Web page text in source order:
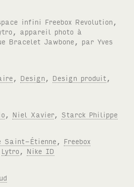
infini Freebox Revolution,
appareil photo à
Bracelet Jawbone, par Yves
Design Design produit
Niel Xavier, Starck Philippe
Saint-Étienne
Freebox
Lytro
Nike ID